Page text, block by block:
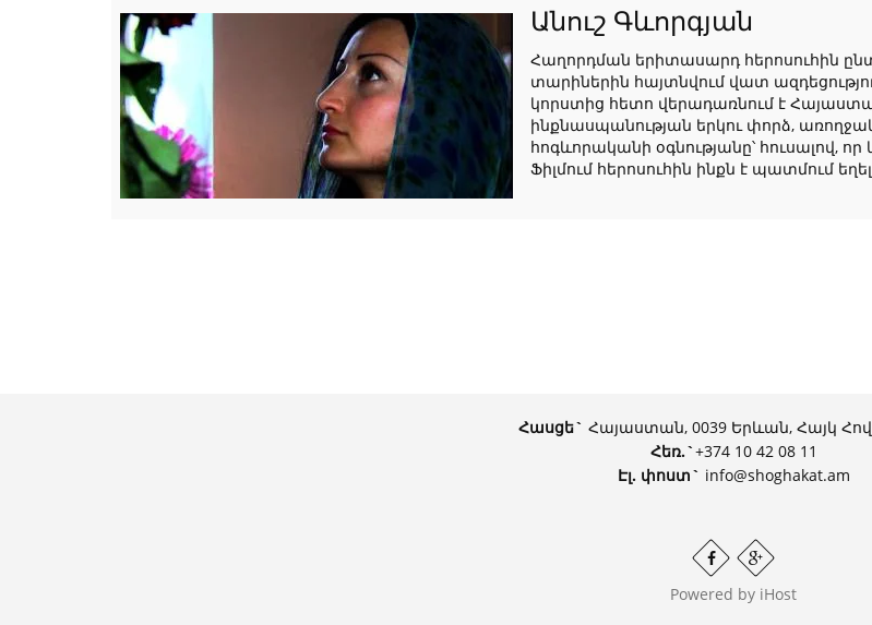
Անուշ Գևորգյան
Հաղորդման երիտասարդ հերոսուհին
տարիներին հայտնվում վատ
կորստից հետո վերադառնում է
ինքնասպանության երկու փորձ,
հոգևորականի օգնությանը՝ հուսալով,
Ֆիլմում հերոսուհին ինքն է պատմում
Հասցե` Հայաստան, 0039 Երևան, Հայկ
Հեռ.`+374 10 42 08 11
Էլ. փոստ` info@shoghakat.am
Powered by iHost